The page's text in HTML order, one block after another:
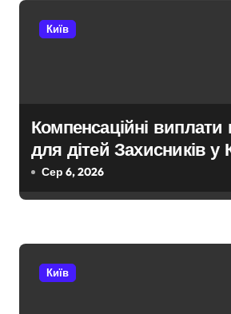
ц
п
и
с
Київ
Компенсаційні виплати
для дітей Захисників у
умови отримання до 40
гривень і процедура
Сер 6, 2026
Київ